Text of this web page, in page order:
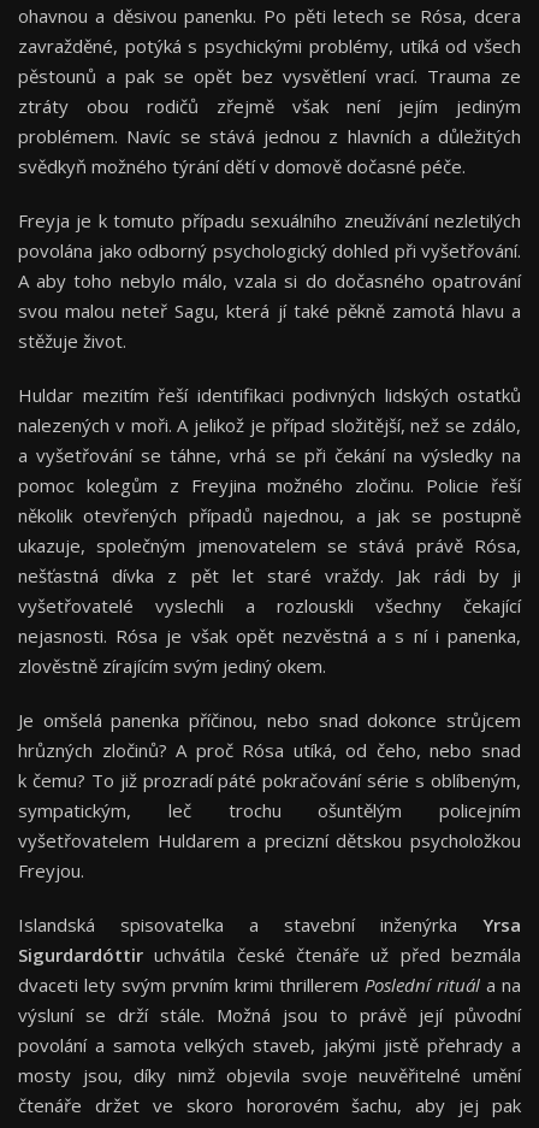
ohavnou a děsivou panenku. Po pěti letech se Rósa, dcera
zavražděné, potýká s psychickými problémy, utíká od všech
pěstounů a pak se opět bez vysvětlení vrací. Trauma ze
ztráty obou rodičů zřejmě však není jejím jediným
problémem. Navíc se stává jednou z hlavních a důležitých
svědkyň možného týrání dětí v domově dočasné péče.
Freyja je k tomuto případu sexuálního zneužívání nezletilých
povolána jako odborný psychologický dohled při vyšetřování.
A aby toho nebylo málo, vzala si do dočasného opatrování
svou malou neteř Sagu, která jí také pěkně zamotá hlavu a
stěžuje život.
Huldar mezitím řeší identifikaci podivných lidských ostatků
nalezených v moři. A jelikož je případ složitější, než se zdálo,
a vyšetřování se táhne, vrhá se při čekání na výsledky na
pomoc kolegům z Freyjina možného zločinu. Policie řeší
několik otevřených případů najednou, a jak se postupně
ukazuje, společným jmenovatelem se stává právě Rósa,
nešťastná dívka z pět let staré vraždy. Jak rádi by ji
vyšetřovatelé vyslechli a rozlouskli všechny čekající
nejasnosti. Rósa je však opět nezvěstná a s ní i panenka,
zlověstně zírajícím svým jediný okem.
Je omšelá panenka příčinou, nebo snad dokonce strůjcem
hrůzných zločinů? A proč Rósa utíká, od čeho, nebo snad
k čemu? To již prozradí páté pokračování série s oblíbeným,
sympatickým, leč trochu ošuntělým policejním
vyšetřovatelem Huldarem a precizní dětskou psycholožkou
Freyjou.
Islandská spisovatelka a stavební inženýrka Yrsa
Sigurdardóttir uchvátila české čtenáře už před bezmála
dvaceti lety svým prvním krimi thrillerem Poslední rituál a na
výsluní se drží stále. Možná jsou to právě její původní
povolání a samota velkých staveb, jakými jistě přehrady a
mosty jsou, díky nimž objevila svoje neuvěřitelné umění
čtenáře držet ve skoro hororovém šachu, aby jej pak